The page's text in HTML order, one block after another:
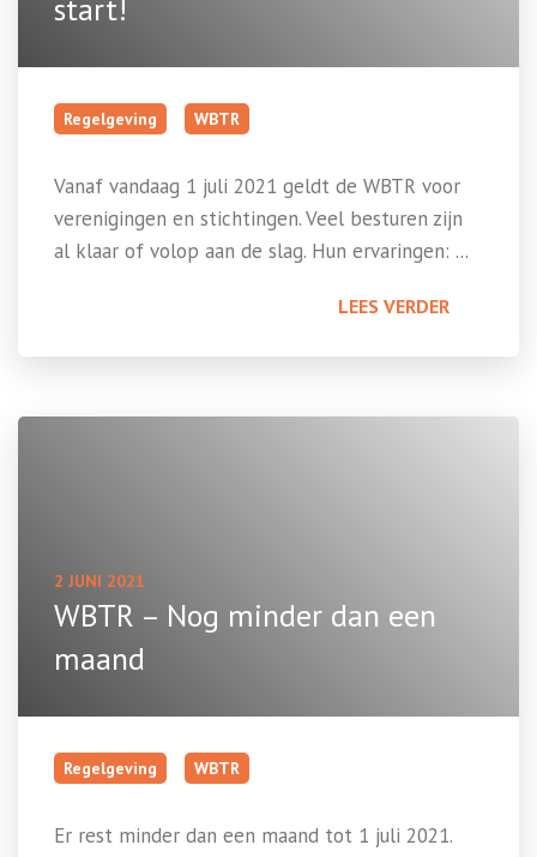
start!
Regelgeving WBTR
Vanaf vandaag 1 juli 2021 geldt de WBTR voor
verenigingen en stichtingen. Veel besturen zijn
al klaar of volop aan de slag. Hun ervaringen: ...
LEES VERDER
2 JUNI 2021
WBTR – Nog minder dan een
maand
Regelgeving WBTR
Er rest minder dan een maand tot 1 juli 2021.